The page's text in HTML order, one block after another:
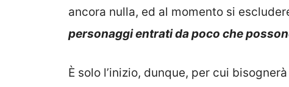
ancora nulla, ed al momento si
personaggi entrati da poco che
È solo l’inizio, dunque, per cui